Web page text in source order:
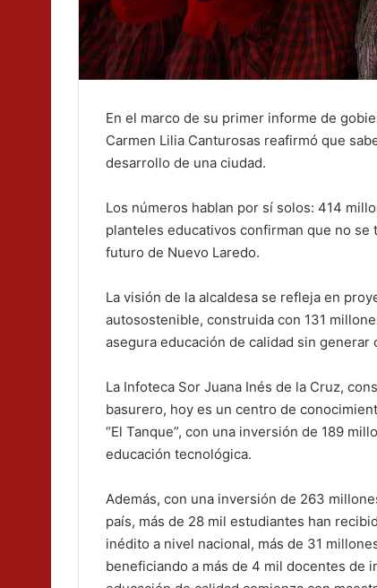
En el marco de su primer informe de
Carmen Lilia Canturosas reafirmó que
desarrollo de una ciudad.
Los números hablan por sí solos: 414
planteles educativos confirman que no
futuro de Nuevo Laredo.
La visión de la alcaldesa se refleja en
autosostenible, construida con 131
asegura educación de calidad sin
La Infoteca Sor Juana Inés de la Cruz,
basurero, hoy es un centro de
“El Tanque”, con una inversión de 189
educación tecnológica.
Además, con una inversión de 263
país, más de 28 mil estudiantes han
inédito a nivel nacional, más de 31
beneficiando a más de 4 mil docentes de